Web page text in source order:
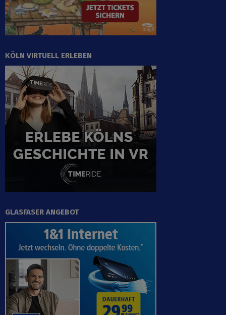
KÖLN VIRTUELL ERLEBEN
GLASFASER ANGEBOT